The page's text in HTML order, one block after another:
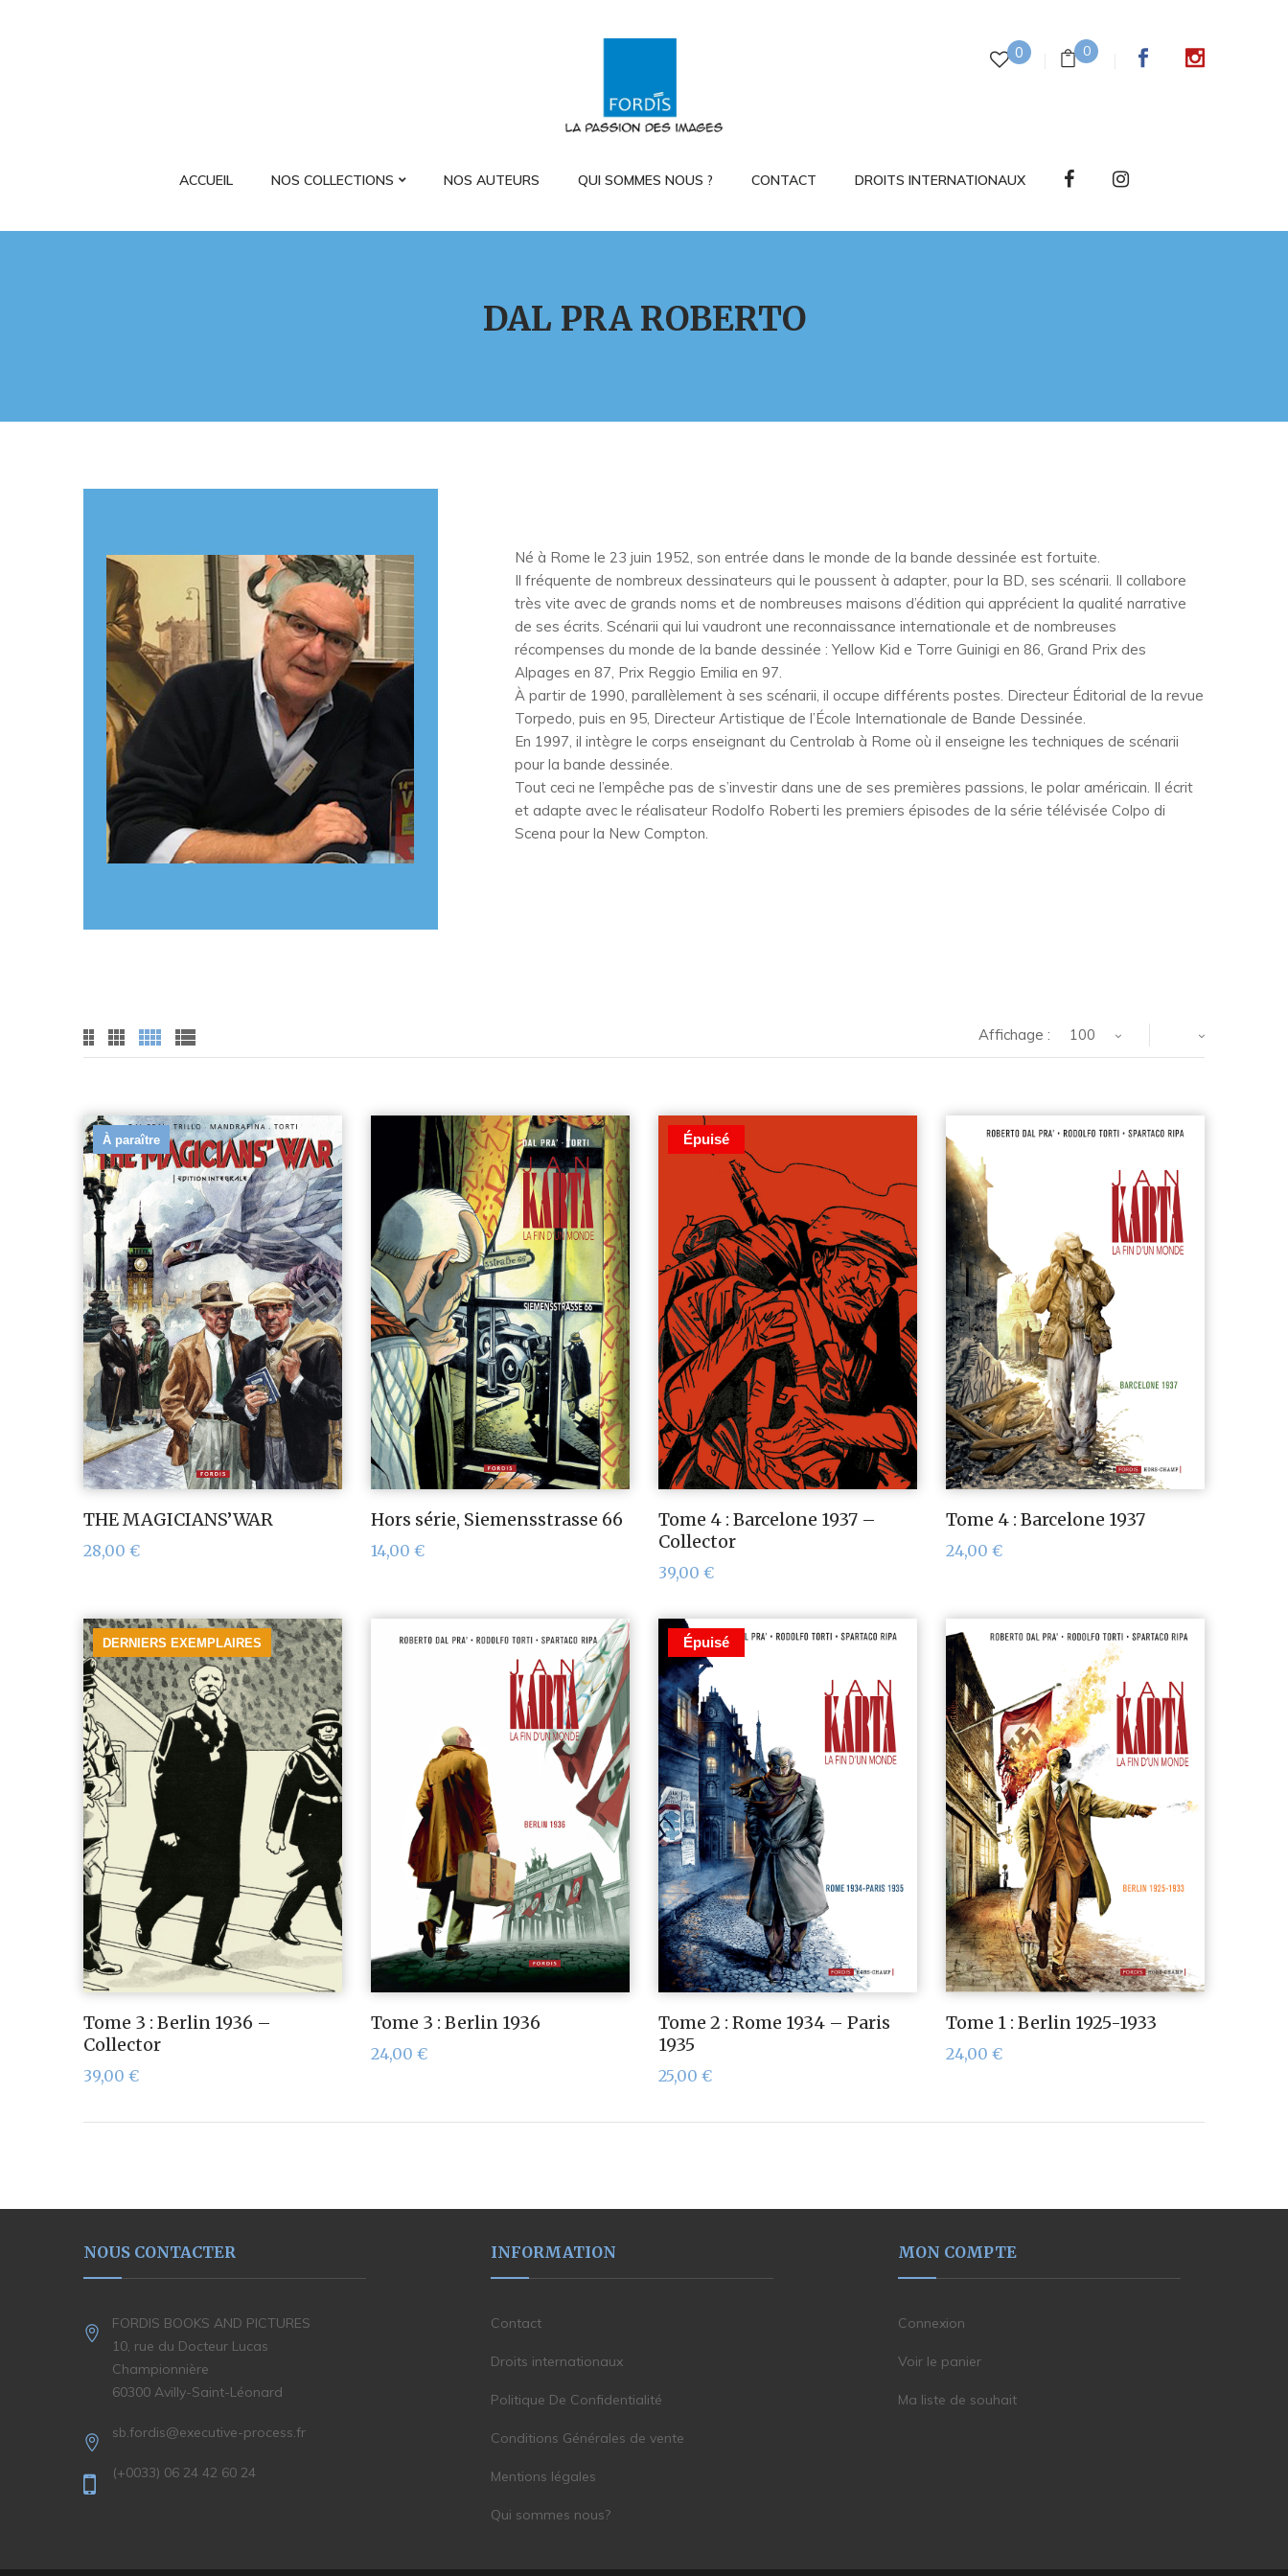
0 0
ACCUEIL NOS COLLECTIONS NOS AUTEURS QUI SOMMES NOUS ? CONTACT DROITS INTERNATIONAUX
DAL PRA ROBERTO
Né à Rome le 23 juin 1952, son entrée dans le monde de la bande dessinée est fortuite.
Il fréquente de nombreux dessinateurs qui le poussent à adapter, pour la BD, ses scénarii. Il collabore
très vite avec de grands noms et de nombreuses maisons d’édition qui apprécient la qualité narrative
de ses écrits. Scénarii qui lui vaudront une reconnaissance internationale et de nombreuses
récompenses du monde de la bande dessinée : Yellow Kid e Torre Guinigi en 86, Grand Prix des
Alpages en 87, Prix Reggio Emilia en 97.
À partir de 1990, parallèlement à ses scénarii, il occupe différents postes. Directeur Éditorial de la revue
Torpedo, puis en 95, Directeur Artistique de l’École Internationale de Bande Dessinée.
En 1997, il intègre le corps enseignant du Centrolab à Rome où il enseigne les techniques de scénarii
pour la bande dessinée.
Tout ceci ne l’empêche pas de s’investir dans une de ses premières passions, le polar américain. Il écrit
et adapte avec le réalisateur Rodolfo Roberti les premiers épisodes de la série télévisée Colpo di
Scena pour la New Compton.
Affichage : 100
À paraître
THE MAGICIANS’WAR
28,00 €
Hors série, Siemensstrasse 66
14,00 €
Épuisé
Tome 4 : Barcelone 1937 –
Collector
39,00 €
Tome 4 : Barcelone 1937
24,00 €
DERNIERS EXEMPLAIRES
Tome 3 : Berlin 1936 –
Collector
39,00 €
Tome 3 : Berlin 1936
24,00 €
Épuisé
Tome 2 : Rome 1934 – Paris
1935
25,00 €
Tome 1 : Berlin 1925-1933
24,00 €
NOUS CONTACTER
FORDIS BOOKS AND PICTURES
10, rue du Docteur Lucas
Championnière
60300 Avilly-Saint-Léonard
sb.fordis@executive-process.fr
(+0033) 06 24 42 60 24
INFORMATION
Contact
Droits internationaux
Politique De Confidentialité
Conditions Générales de vente
Mentions légales
Qui sommes nous?
MON COMPTE
Connexion
Voir le panier
Ma liste de souhait